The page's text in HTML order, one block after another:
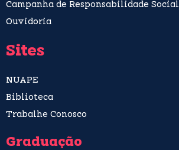
Campanha de Responsabilidade Social
Ouvidoria
Sites
NUAPE
Biblioteca
Trabalhe Conosco
Graduação